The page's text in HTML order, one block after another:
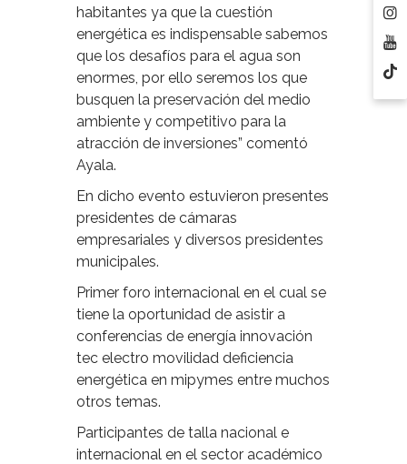
habitantes ya que la cuestión
energética es indispensable sabemos
que los desafíos para el agua son
enormes, por ello seremos los que
busquen la preservación del medio
ambiente y competitivo para la
atracción de inversiones” comentó
Ayala.
En dicho evento estuvieron presentes
presidentes de cámaras
empresariales y diversos presidentes
municipales.
Primer foro internacional en el cual se
tiene la oportunidad de asistir a
conferencias de energía innovación
tec electro movilidad deficiencia
energética en mipymes entre muchos
otros temas.
Participantes de talla nacional e
internacional en el sector académico